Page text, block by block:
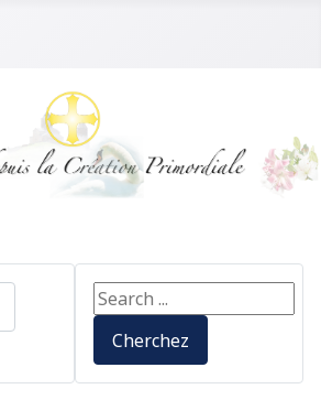
Search ...
Cherchez